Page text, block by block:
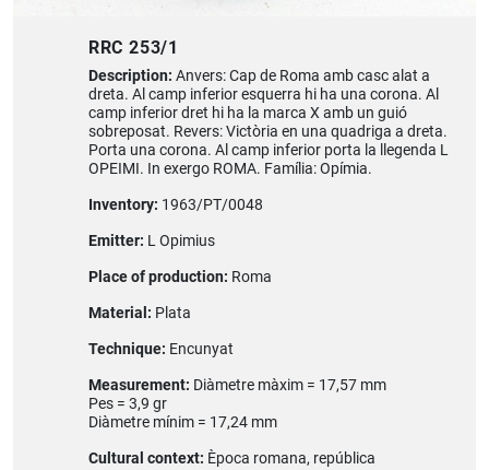
RRC 253/1
Description: Anvers: Cap de Roma amb casc alat a
dreta. Al camp inferior esquerra hi ha una corona. Al
camp inferior dret hi ha la marca X amb un guió
sobreposat. Revers: Victòria en una quadriga a dreta.
Porta una corona. Al camp inferior porta la llegenda L
OPEIMI. In exergo ROMA. Família: Opímia.
Inventory: 1963/PT/0048
Emitter: L Opimius
Place of production: Roma
Material: Plata
Technique: Encunyat
Measurement: Diàmetre màxim = 17,57 mm
Pes = 3,9 gr
Diàmetre mínim = 17,24 mm
Cultural context: Època romana, república